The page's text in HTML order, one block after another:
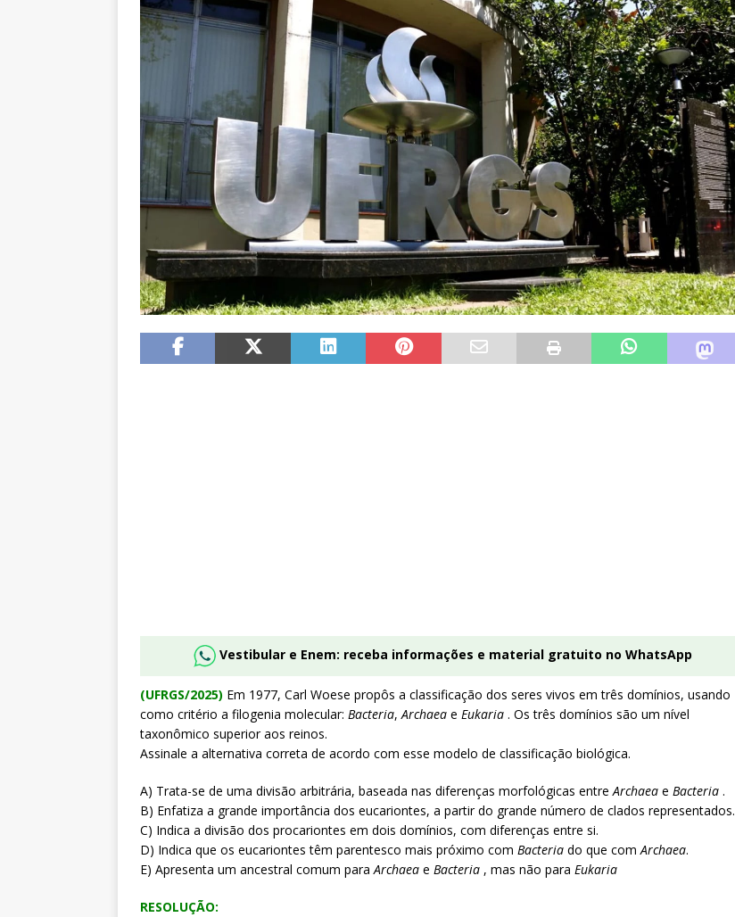
Vestibular e Enem: receba informações e material gratuito no WhatsApp
(UFRGS/2025) Em 1977, Carl Woese propôs a classificação dos seres vivos em três domínios, usando
como critério a filogenia molecular: Bacteria,Archaea e Eukaria . Os três domínios são um nível
taxonômico superior aos reinos.
Assinale a alternativa correta de acordo com esse modelo de classificação biológica.
A) Trata-se de uma divisão arbitrária, baseada nas diferenças morfológicas entreArchaea e Bacteria .
B) Enfatiza a grande importância dos eucariontes, a partir do grande número de clados representados.
C) Indica a divisão dos procariontes em dois domínios, com diferenças entre si.
D) Indica que os eucariontes têm parentesco mais próximo com Bacteria do que comArchaea.
E) Apresenta um ancestral comum paraArchaea e Bacteria , mas não para Eukaria
RESOLUÇÃO: